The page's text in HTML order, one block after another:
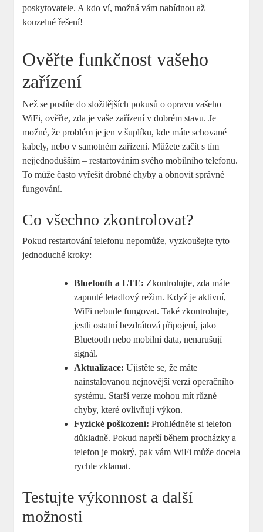
poskytovatele. A kdo ví, možná vám nabídnou až
kouzelné řešení!
Ověřte funkčnost vašeho
zařízení
Než se pustíte do složitějších pokusů o opravu vašeho
WiFi, ověřte, zda je vaše zařízení v dobrém stavu. Je
možné, že problém je jen v šuplíku, kde máte schované
kabely, nebo v samotném zařízení. Můžete začít s tím
nejjednodušším – restartováním svého mobilního telefonu.
To může často vyřešit drobné chyby a obnovit správné
fungování.
Co všechno zkontrolovat?
Pokud restartování telefonu nepomůže, vyzkoušejte tyto
jednoduché kroky:
Bluetooth a LTE: Zkontrolujte, zda máte
zapnuté letadlový režim. Když je aktivní,
WiFi nebude fungovat. Také zkontrolujte,
jestli ostatní bezdrátová připojení, jako
Bluetooth nebo mobilní data, nenarušují
signál.
Aktualizace: Ujistěte se, že máte
nainstalovanou nejnovější verzi operačního
systému. Starší verze mohou mít různé
chyby, které ovlivňují výkon.
Fyzické poškození: Prohlédněte si telefon
důkladně. Pokud naprší během procházky a
telefon je mokrý, pak vám WiFi může docela
rychle zklamat.
Testujte výkonnost a další
možnosti